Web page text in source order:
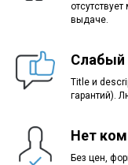
выдаче.
Слабый
Title и
гарантий).
Нет
Без цен,